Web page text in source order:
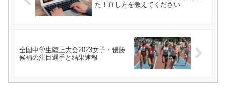
た！直し方を教えてください
全国中学生陸上大会2023女子・優勝
候補の注目選手と結果速報